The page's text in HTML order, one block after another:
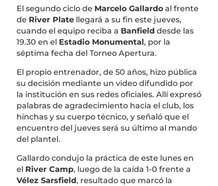
El segundo ciclo de Marcelo Gallardoal frente
de River Platellegará a su fin este jueves,
cuando el equipo reciba a Banfield desde las
19.30 en el Estadio Monumental, por la
séptima fecha del Torneo Apertura.
El propio entrenador, de 50 años, hizo pública
su decisión mediante un video difundido por
la institución en sus redes oficiales. Allí expresó
palabras de agradecimiento hacia el club, los
hinchas y su cuerpo técnico, y señaló que el
encuentro del jueves será su último al mando
del plantel.
Gallardo condujo la práctica de este lunes en
el River Camp, luego de la caída 1-0 frente a
Vélez Sarsfield, resultado que marcó la